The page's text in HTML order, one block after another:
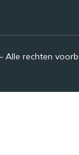
Alle rechten